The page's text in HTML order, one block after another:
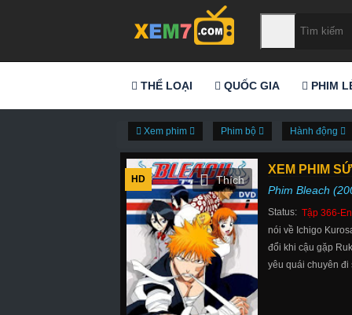
THỂ LOẠI QUỐC GIA PHIM
Xem phim Phim bộ Hành động
HD
XEM PHIM
Phim Bleach
Status: Tập 366-
nói về Ichigo
đổi khi cậu gặp
yêu quái chuyên